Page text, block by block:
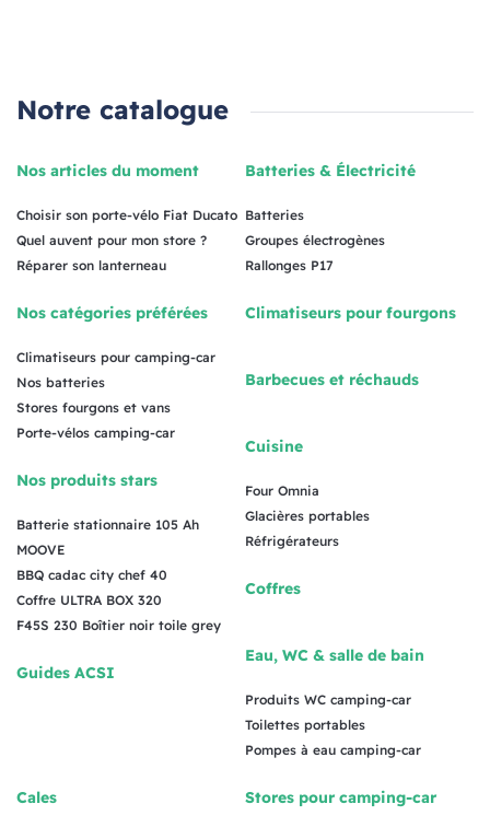
Notre catalogue
Nos articles du moment
Choisir son porte-vélo Fiat Ducato
Quel auvent pour mon store ?
Réparer son lanterneau
Nos catégories préférées
Climatiseurs pour camping-car
Nos batteries
Stores fourgons et vans
Porte-vélos camping-car
Nos produits stars
Batterie stationnaire 105 Ah
MOOVE
BBQ cadac city chef 40
Coffre ULTRA BOX 320
F45S 230 Boîtier noir toile grey
Guides ACSI
Batteries & Électricité
Batteries
Groupes électrogènes
Rallonges P17
Climatiseurs pour fourgons
Barbecues et réchauds
Cuisine
Four Omnia
Glacières portables
Réfrigérateurs
Coffres
Eau, WC & salle de bain
Produits WC camping-car
Toilettes portables
Pompes à eau camping-car
Cales Stores pour camping-car